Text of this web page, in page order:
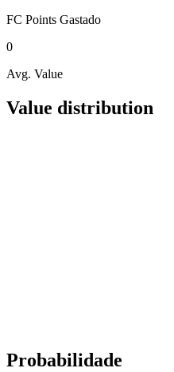
FC Points Gastado
0
Avg. Value
Value distribution
Probabilidade